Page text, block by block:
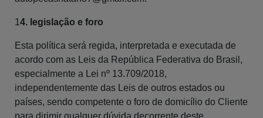
1 4. legislação e foro
Esta política será regida, interpretada e executada de
acordo com as Leis da República Federativa do Brasil,
especialmente a Lei nº 13.709/2018,
independentemente das Leis de outros estados ou
países, sendo competente o foro de domicílio do Cliente
para dirimir qualquer dúvida decorrente deste